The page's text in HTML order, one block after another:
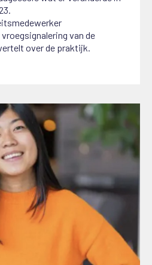
van de
over de praktijk.